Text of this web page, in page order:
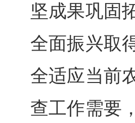
坚成果巩固
全面振兴取
全适应当前
查工作需要